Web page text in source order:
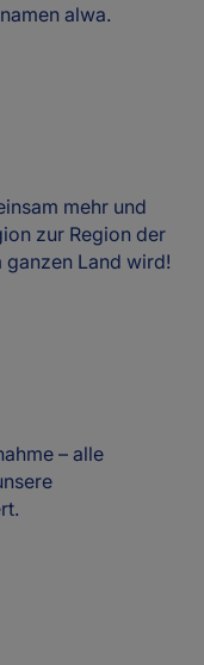
alwa.
mehr und
zur Region der
Land wird!
– alle